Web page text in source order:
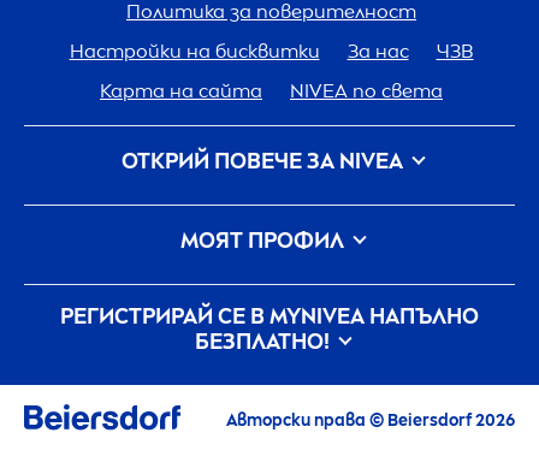
Политика за поверителност
Настройки на бисквитки
За нас
ЧЗВ
Карта на сайта
NIVEA по света
ОТКРИЙ ПОВЕЧЕ ЗА NIVEA
Кариера Грижа наNIVEAза планетата
Свържи се с нас
МОЯТ ПРОФИЛ
Вход myNIVEA
РЕГИСТРИРАЙ СЕ В MYNIVEA НАПЪЛНО
БЕЗПЛАТНО!
Всички актуални новини, съвети,
информация и офертиАвторски права © Beiersdorf 2026